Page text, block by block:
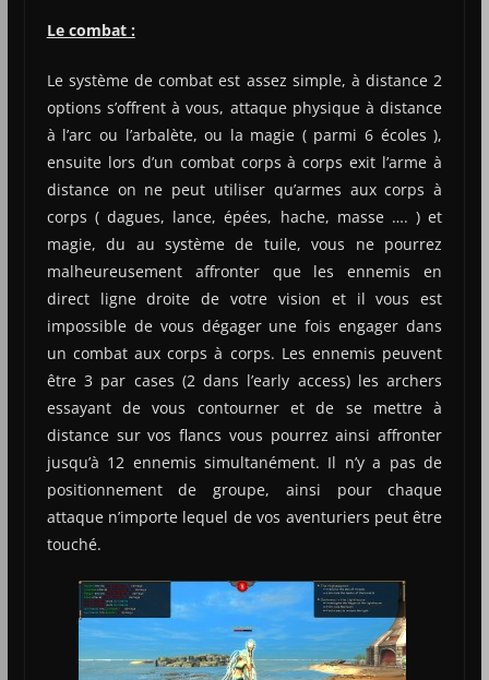
Le combat :
Le système de combat est assez simple, à distance 2
options s’offrent à vous, attaque physique à distance
à l’arc ou l’arbalète, ou la magie ( parmi 6 écoles ),
ensuite lors d’un combat corps à corps exit l’arme à
distance on ne peut utiliser qu’armes aux corps à
corps ( dagues, lance, épées, hache, masse …. ) et
magie, du au système de tuile, vous ne pourrez
malheureusement affronter que les ennemis en
direct ligne droite de votre vision et il vous est
impossible de vous dégager une fois engager dans
un combat aux corps à corps. Les ennemis peuvent
être 3 par cases (2 dans l’early access) les archers
essayant de vous contourner et de se mettre à
distance sur vos flancs vous pourrez ainsi affronter
jusqu’à 12 ennemis simultanément. Il n’y a pas de
positionnement de groupe, ainsi pour chaque
attaque n’importe lequel de vos aventuriers peut être
touché.